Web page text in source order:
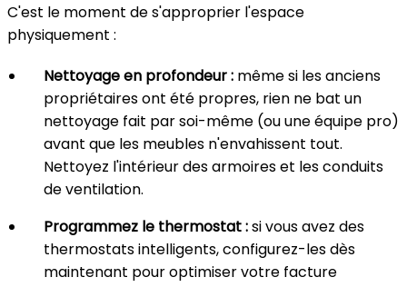
C'est le moment de s'approprier l'espace
physiquement :
Nettoyage en profondeur : même si les anciens
propriétaires ont été propres, rien ne bat un
nettoyage fait par soi-même (ou une équipe pro)
avant que les meubles n'envahissent tout.
Nettoyez l'intérieur des armoires et les conduits
de ventilation.
Programmez le thermostat :si vous avez des
thermostats intelligents, configurez-les dès
maintenant pour optimiser votre facture